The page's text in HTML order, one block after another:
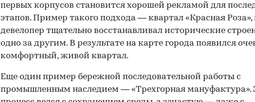
первых корпусов становится хорошей рекламой для
этапов. Пример такого подхода — квартал «Красная Роза»,
девелопер тщательно восстанавливал исторические
одно за другим. В результате на карте города появился
комфортный, живой квартал.
Еще один пример бережной последовательной работы с
промышленным наследием — «Трехгорная мануфактура».